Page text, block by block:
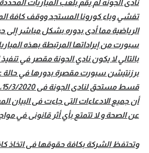
نادى الجونه لم يقم بلعب المباريات
تفشي وباء كورونا المستجد ووقف كافة
الرياضية مما أدى بدوره بشكل مباشر إلى
سبورت من إيراداتها المرتبطة بهذه
بالتالي لا يكون نادي الجونة مقصر في تنفيذ
برزنتيشن سبورت مقصرة بدورها في حالة
أن جميع الادعاءات التى جاءت فى البيان
عن الصحة و لا تتمتع بأي أثر قانونى في
وتحتفظ الشركة بكافة حقوقها فى اتخاذ